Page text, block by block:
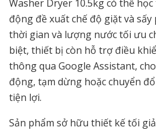
Washer Dryer 10.5kg có thể
động đề xuất chế độ giặt và
thời gian và lượng nước tối ưu
biệt, thiết bị còn hỗ trợ điều
thông qua Google Assistant,
động, tạm dừng hoặc chuyển
tiện lợi.
Sản phẩm sở hữu thiết kế tối